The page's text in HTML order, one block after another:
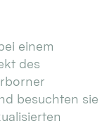
einem
des
besuchten sie